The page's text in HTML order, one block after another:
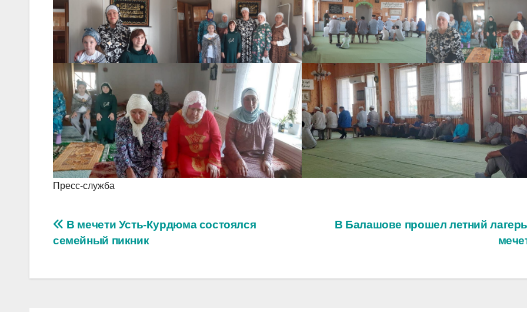
Пресс-служба
Навигация
записям
В Балашове прошел летний
В мечети Усть-Курдюма состоялся
семейный пикник